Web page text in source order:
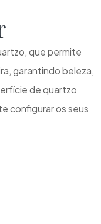
que permite
garantindo beleza,
de quartzo
configurar os seus